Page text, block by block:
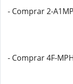
- Comprar 2-A1MP
- Comprar 4F-